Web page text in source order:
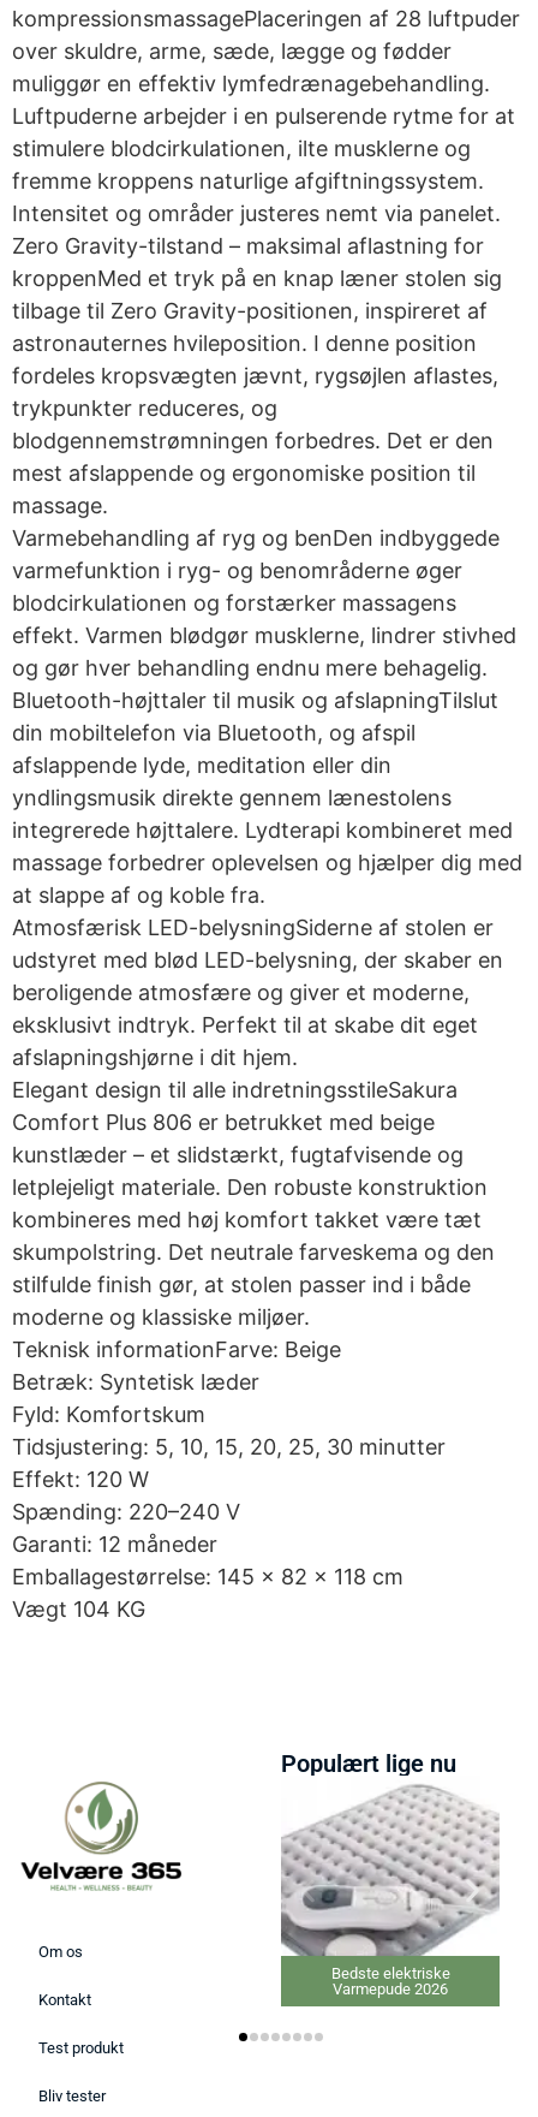
kompressionsmassagePlaceringen af 28 luftpuder
over skuldre, arme, sæde, lægge og fødder
muliggør en effektiv lymfedrænagebehandling.
Luftpuderne arbejder i en pulserende rytme for at
stimulere blodcirkulationen, ilte musklerne og
fremme kroppens naturlige afgiftningssystem.
Intensitet og områder justeres nemt via panelet.
Zero Gravity-tilstand – maksimal aflastning for
kroppenMed et tryk på en knap læner stolen sig
tilbage til Zero Gravity-positionen, inspireret af
astronauternes hvileposition. I denne position
fordeles kropsvægten jævnt, rygsøjlen aflastes,
trykpunkter reduceres, og
blodgennemstrømningen forbedres. Det er den
mest afslappende og ergonomiske position til
massage.
Varmebehandling af ryg og benDen indbyggede
varmefunktion i ryg- og benområderne øger
blodcirkulationen og forstærker massagens
effekt. Varmen blødgør musklerne, lindrer stivhed
og gør hver behandling endnu mere behagelig.
Bluetooth-højttaler til musik og afslapningTilslut
din mobiltelefon via Bluetooth, og afspil
afslappende lyde, meditation eller din
yndlingsmusik direkte gennem lænestolens
integrerede højttalere. Lydterapi kombineret med
massage forbedrer oplevelsen og hjælper dig med
at slappe af og koble fra.
Atmosfærisk LED-belysningSiderne af stolen er
udstyret med blød LED-belysning, der skaber en
beroligende atmosfære og giver et moderne,
eksklusivt indtryk. Perfekt til at skabe dit eget
afslapningshjørne i dit hjem.
Elegant design til alle indretningsstileSakura
Comfort Plus 806 er betrukket med beige
kunstlæder – et slidstærkt, fugtafvisende og
letplejeligt materiale. Den robuste konstruktion
kombineres med høj komfort takket være tæt
skumpolstring. Det neutrale farveskema og den
stilfulde finish gør, at stolen passer ind i både
moderne og klassiske miljøer.
Teknisk informationFarve: Beige
Betræk: Syntetisk læder
Fyld: Komfortskum
Tidsjustering: 5, 10, 15, 20, 25, 30 minutter
Effekt: 120 W
Spænding: 220–240 V
Garanti: 12 måneder
Emballagestørrelse: 145 × 82 × 118 cm
Vægt 104 KG
Om os
Kontakt
Test produkt
Bliv tester
Populært lige nu
Bedste C-vitamin tilskud
2026